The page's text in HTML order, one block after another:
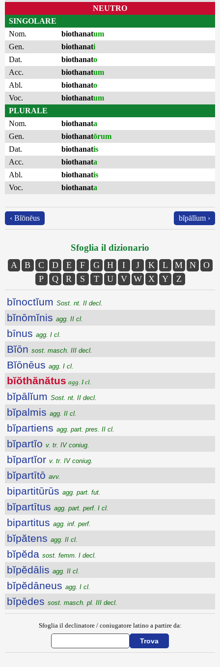
NEUTRO
SINGOLARE
Nom.
biothanatum
Gen.
biothanati
Dat.
biothanato
Acc.
biothanatum
Abl.
biothanato
Voc.
biothanatum
PLURALE
Nom.
biothanata
Gen.
biothanatōrum
Dat.
biothanatis
Acc.
biothanata
Abl.
biothanatis
Voc.
biothanata
‹ Bĭōnēus bĭpālĭum ›
Sfoglia il dizionario
A B C D E F G H I J K L M N
O
P
Q R S T U V W X Y Z
bĭnoctĭum Sost. nt. II decl.
bĭnōmĭnis agg. II cl.
bīnus agg. I cl.
Bĭōn sost. masch. III decl.
Bĭōnēus agg. I cl.
bĭŏthănătus agg. I cl.
bĭpālĭum Sost. nt. II decl.
bĭpalmis agg. II cl.
bĭpartiens agg. part. pres. II cl.
bĭpartĭo v. tr. IV coniug.
bĭpartĭor v. tr. IV coniug.
bĭpartītō avv.
bipartitūrūs agg. part. fut.
bĭpartītus agg. part. perf. I cl.
bipartitus agg. inf. perf.
bĭpătens agg. II cl.
bĭpĕda sost. femm. I decl.
bĭpĕdālis agg. II cl.
bĭpĕdāneus agg. I cl.
bĭpēdes sost. masch. pl. III decl.
Sfoglia il declinatore / coniugatore latino a partire da: